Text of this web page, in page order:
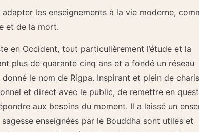
les enseignements à la vie moderne,
et de la mort.
en Occident, tout particulièrement l’étude et la
plus de quarante cinq ans et a fondé un réseau
le nom de Rigpa. Inspirant et plein de
et direct avec le public, de remettre en
aux besoins du moment. Il a laissé un
enseignées par le Bouddha sont utiles et